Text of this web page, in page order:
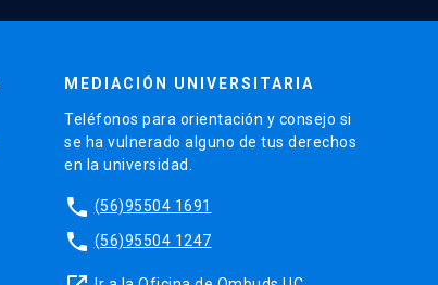
MEDIACIÓN UNIVERSITARIA
Teléfonos para orientación y consejo si
se ha vulnerado alguno de tus derechos
en la universidad.
phone (56)95504 1691
phone (56)95504 1247